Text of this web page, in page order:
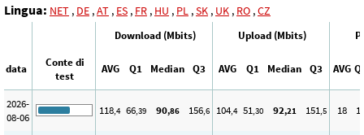
Lingua: NET , DE ,AT , ES , FR , HU , PL ,SK , UK , RO ,CZ
Download (Mbits) Upload (Mbits)
data
Conte di
test
AVG Q1 Median Q3 AVG Q1 Median Q3 AVG
2026-
08-06
118,4 66,39 90,86 156,6 104,4 51,30 92,21 151,5 18